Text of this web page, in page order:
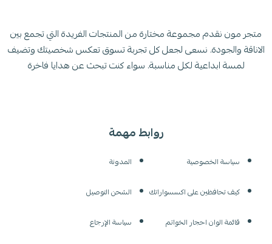
روابط مهمة
سياسة الخصوصية
كيف تحافظين على اكسسواراتك
قائمة الوان احجار الخواتم
المدونة
الشحن التوصيل
سياسة الإرجاع
متجر مون نقدم مجموعة مختارة من المنتجات الفريدة التي تجمع بين
الاناقة والجودة. نسعى لجعل كل تجربة تسوق تعكس شخصيتك وتضيف
لمسة ابداعية لكل مناسبة. سواء كنت تبحث عن هدايا فاخرة